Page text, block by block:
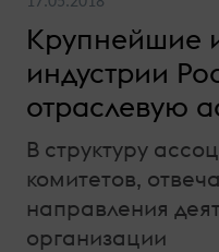
Крупнейшие
индустрии
отраслевую
В структуру
комитетов,
направления
организации